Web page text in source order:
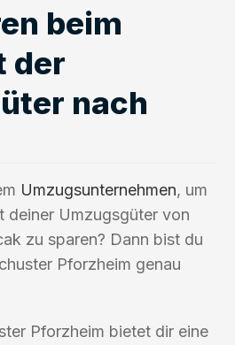
beim
der
nach
Umzugsunternehmen, um
deiner Umzugsgüter von
zu sparen? Dann bist du
Pforzheim genau
Pforzheim bietet dir eine